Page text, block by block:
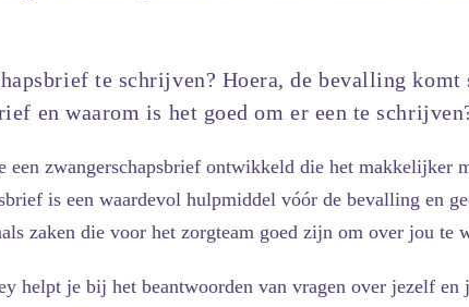
te schrijven? Hoera, de bevalling
en waarom is het goed om er een te
een zwangerschapsbrief ontwikkeld die het makkelijker
is een waardevol hulpmiddel vóór de bevalling en
zaken die voor het zorgteam goed zijn om over jou te
helpt je bij het beantwoorden van vragen over jezelf